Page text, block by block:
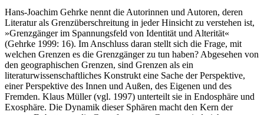
Hans-Joachim Gehrke nennt die Autorinnen und Autoren, deren
Literatur als Grenzüberschreitung in jeder Hinsicht zu verstehen ist,
»Grenzgänger im Spannungsfeld von Identität und Alterität«
(Gehrke 1999: 16). Im Anschluss daran stellt sich die Frage, mit
welchen Grenzen es die Grenzgänger zu tun haben? Abgesehen von
den geographischen Grenzen, sind Grenzen als ein
literaturwissenschaftliches Konstrukt eine Sache der Perspektive,
einer Perspektive des Innen und Außen, des Eigenen und des
Fremden. Klaus Müller (vgl. 1997) unterteilt sie in Endosphäre und
Exosphäre. Die Dynamik dieser Sphären macht den Kern der